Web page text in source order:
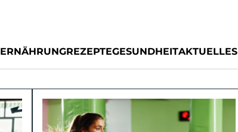
ERNÄHRUNGREZEPTEGESUNDHEITAKTUELLES